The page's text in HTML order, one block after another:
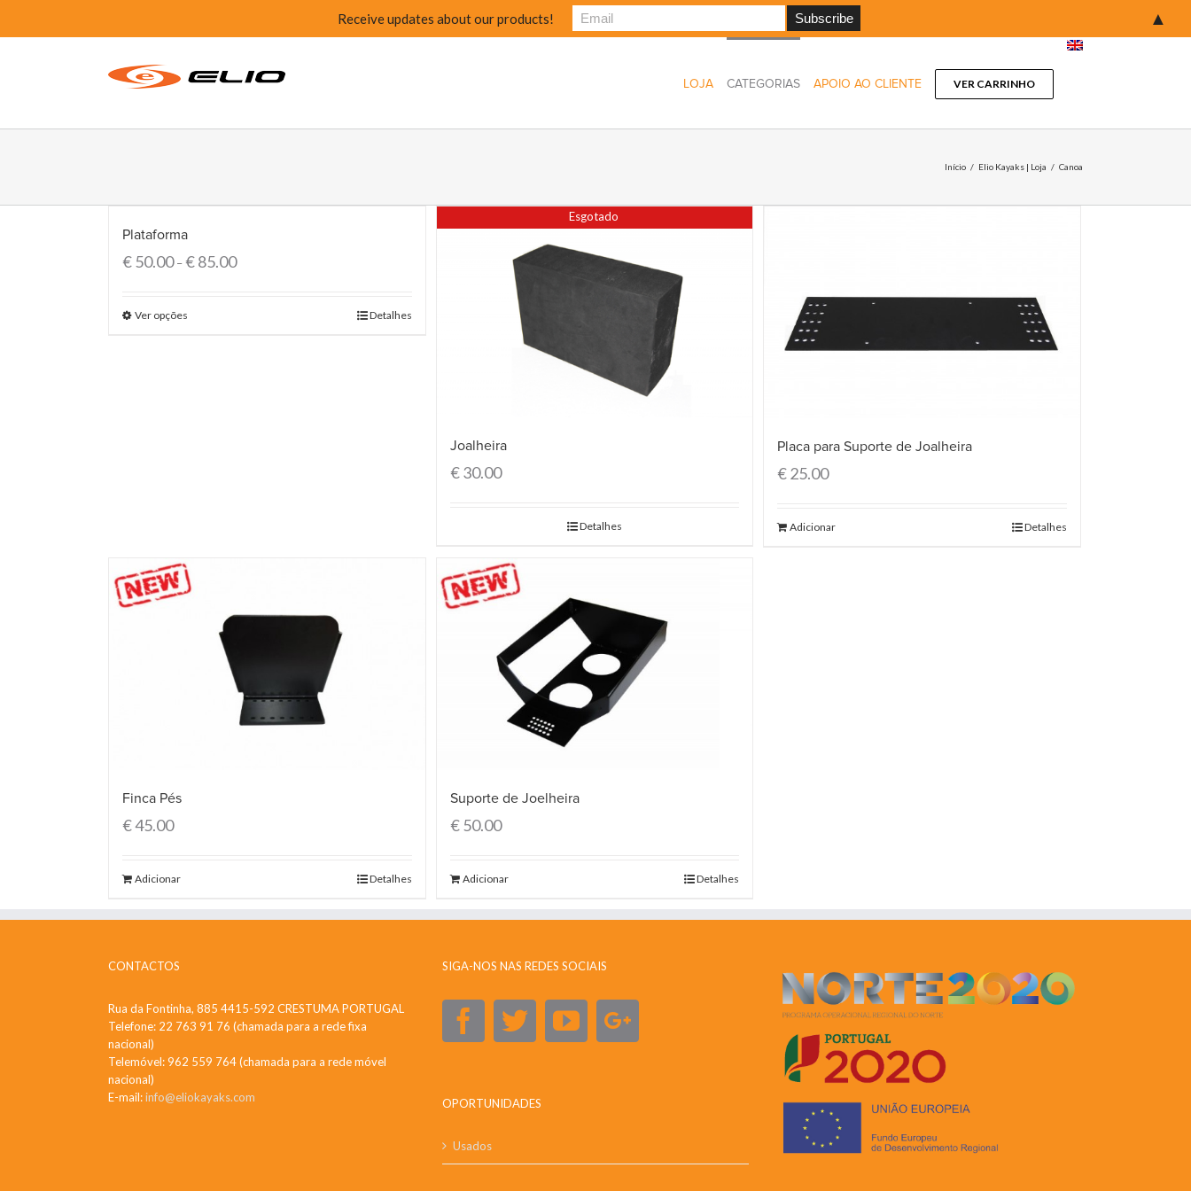
LOJA CATEGORIAS APOIO AO CLIENTE VER CARRINHO
Início / Elio Kayaks | Loja / Canoa
Plataforma
€50.00–€85.00
Ver opções Detalhes
Esgotado
Joalheira
€30.00
Detalhes
Placa para Suporte de Joalheira
€25.00
Adicionar Detalhes
Finca Pés
€45.00
Adicionar Detalhes
Suporte de Joelheira
€50.00
Adicionar Detalhes
CONTACTOS
Rua da Fontinha, 885 4415-592 CRESTUMA PORTUGAL
Telefone: 22 763 91 76 (chamada para a rede fixa
nacional)
Telemóvel: 962 559 764 (chamada para a rede móvel
nacional)
E-mail:info@eliokayaks.com
SIGA-NOS NAS REDES SOCIAIS
OPORTUNIDADES
Usados
Receive updates about our products! ▲